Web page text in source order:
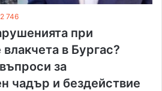
2 746
при
в Бургас?
за
чадър и бездействие